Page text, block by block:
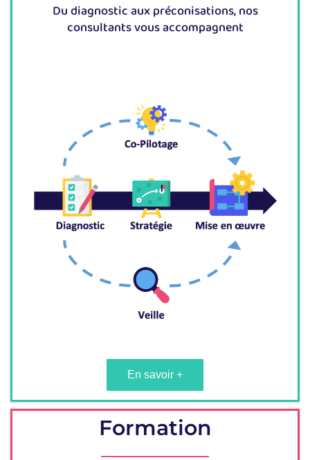
Du diagnostic aux préconisations, nos
consultants vous accompagnent
En savoir +
Formation